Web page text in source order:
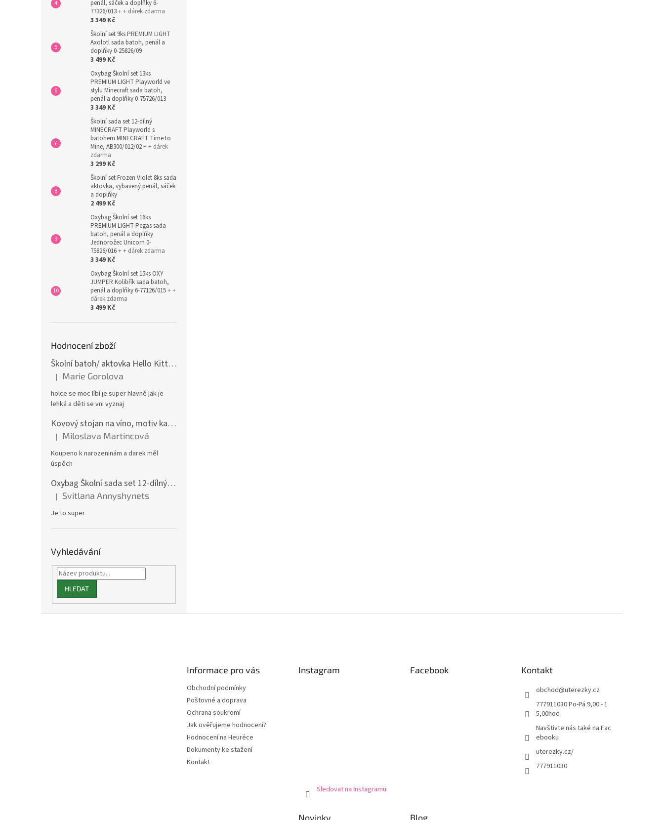
penál, sáček a doplňky 6-
77326/013+ + dárek zdarma
3 349 Kč
Školní set 9ks PREMIUM LIGHT
Axolotl sada batoh, penál a
doplňky 0-25826/09
3 499 Kč
Oxybag Školní set 13ks
PREMIUM LIGHT Playworld ve
stylu Minecraft sada batoh,
penál a doplňky 0-75726/013
3 349 Kč
Školní sada set 12-dílný
MINECRAFT Playworld s
batohem MINECRAFT Time to
Mine, AB300/012/02+ + dárek
zdarma
3 299 Kč
Školní set Frozen Violet 8ks sada
aktovka, vybavený penál, sáček
a doplňky
2 499 Kč
Oxybag Školní set 16ks
PREMIUM LIGHT Pegas sada
batoh, penál a doplňky
Jednorožec Unicorn 0-
75826/016+ + dárek zdarma
3 349 Kč
Oxybag Školní set 15ks OXY
JUMPER Kolibřík sada batoh,
penál a doplňky 6-77126/015+ +
dárek zdarma
3 499 Kč
Hodnocení zboží
Školní batoh/ aktovka Hello Kitty, růžová
Hodnocení produktu je 5 z 5 hvězdiček.
| Marie Gorolova
holce se moc líbí je super hlavně jak je
lehká a děti se vni vyznaj
Kovový stojan na víno, motiv kamion
Hodnocení produktu je 5 z 5 hvězdiček.
| Miloslava Martincová
Koupeno k narozeninám a darek měl
úspěch
Oxybag Školní sada set 12-dílný OXY GO Playworld ve stylu Minecraft - batoh, penál, sáček a doplňky 0-47126/012
Hodnocení produktu je 5 z 5 hvězdiček.
| Svitlana Annyshynets
Je to super
Vyhledávání
HLEDAT
Informace pro vás
Obchodní podmínky
Poštovné a doprava
Ochrana soukromí
Jak ověřujeme hodnocení?
Hodnocení na Heuréce
Dokumenty ke stažení
Kontakt
Instagram
Sledovat na Instagramu
Facebook Kontakt
obchod@uterezky.cz
777911030 Po-Pá 9,00 - 1
5,00hod
Navštivte nás také na Fac
ebooku
uterezky.cz/
777911030
Novinky Blog